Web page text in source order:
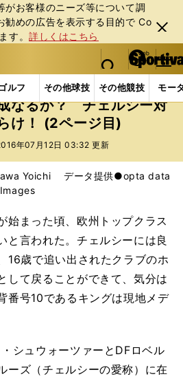
がお客様のニーズ等について調
勧めの広告を表⽰する⽬的で Co
す。詳しくはこちら
閉じ
る
web Sportiva (webスポルティーバ)
検索
マイペ
ー
ジ
メニュ
ルフ その他球技 その他競技 モー
海外サッカー 欧州サッカーニ
なるか？ チェルシー対
け！ (2ページ目)
年07月12日 03:32 更新
Yoichi データ提供●opta data
始まった頃、欧州トップクラス
と言われた。チェルシーには良
16歳で追い出されたクラブのホ
して戻ることができて、気分は
番号10であるキングは現地メデ
シュウォーツァーとDFロベル
ーズ（チェルシーの愛称）に在